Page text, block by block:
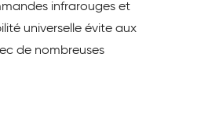
infrarouges et
universelle évite aux
de nombreuses